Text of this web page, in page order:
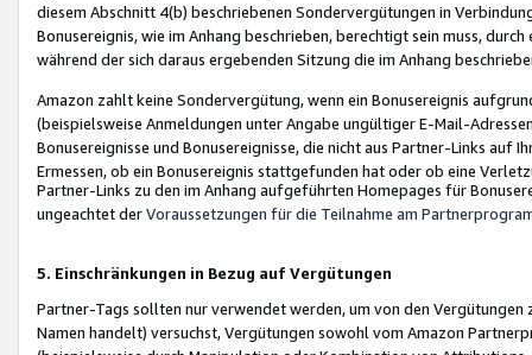
diesem Abschnitt 4(b) beschriebenen Sondervergütungen in
Bonusereignis, wie im Anhang beschrieben, berechtigt sein muss,
während der sich daraus ergebenden Sitzung die im Anhang
Amazon zahlt keine Sondervergütung, wenn ein Bonusereignis
(beispielsweise Anmeldungen unter Angabe ungültiger E-Mail-
Bonusereignisse und Bonusereignisse, die nicht aus Partner-Links auf
Ermessen, ob ein Bonusereignis stattgefunden hat oder ob eine
Partner-Links zu den im Anhang aufgeführten Homepages für
ungeachtet derVoraussetzungen für die Teilnahme am
5. Einschränkungen in Bezug auf Vergütungen
Partner-Tags sollten nur verwendet werden, um von den
Namen handelt) versuchst, Vergütungen sowohl vom Amazon